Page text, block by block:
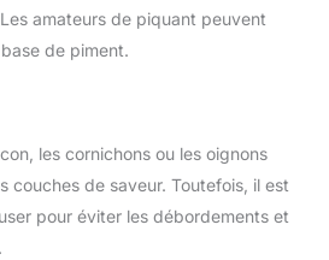
amateurs de piquant peuvent
de piment.
les cornichons ou les oignons
couches de saveur. Toutefois, il est
pour éviter les débordements et